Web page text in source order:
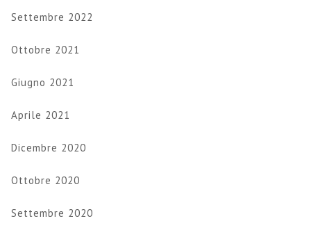
Settembre 2022
Ottobre 2021
Giugno 2021
Aprile 2021
Dicembre 2020
Ottobre 2020
Settembre 2020